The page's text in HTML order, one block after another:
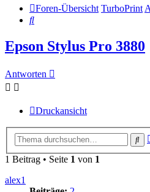
Foren-Übersicht TurboPrint
Suche
Epson Stylus Pro 3880
Antworten
Druckansicht
1 Beitrag • Seite 1 von 1
alex1